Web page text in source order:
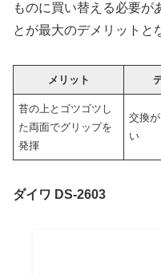
ものに買い替える必要が
とが最大のデメリットと
メリット
苔の上とゴツゴツし
た両面でグリップを
発揮
交換
い
ダイワ DS-2603